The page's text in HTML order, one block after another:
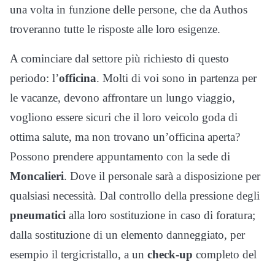
una volta in funzione delle persone, che da Authos
troveranno tutte le risposte alle loro esigenze.
A cominciare dal settore più richiesto di questo
periodo: l’officina. Molti di voi sono in partenza per
le vacanze, devono affrontare un lungo viaggio,
vogliono essere sicuri che il loro veicolo goda di
ottima salute, ma non trovano un’officina aperta?
Possono prendere appuntamento con la sede di
Moncalieri. Dove il personale sarà a disposizione per
qualsiasi necessità. Dal controllo della pressione degli
pneumatici alla loro sostituzione in caso di foratura;
dalla sostituzione di un elemento danneggiato, per
esempio il tergicristallo, a un check-up completo del